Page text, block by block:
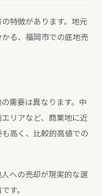
特徴があります。地元
る、福岡市での底地売
需要は異なります。中
リアなど、商業地に近
高く、比較的高値での
への売却が現実的な選
す。